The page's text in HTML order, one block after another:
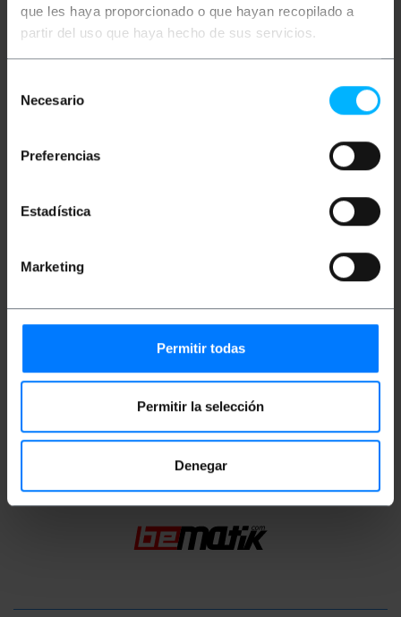
que les haya proporcionado o que hayan recopilado a
partir del uso que haya hecho de sus servicios.
Necesario
Preferencias
Estadística
Marketing
Permitir todas
Permitir la selección
Denegar
RJ45-Female (exterior) para o Terminal Bloco 110
(interior) para instalar painéis com as regras 110.
Atende ao padrão FTP cabeamento Categoria 6 e
correspondentes códigos de cores para fácil
Tamanhos do produto (largura x profundidade
Documentação